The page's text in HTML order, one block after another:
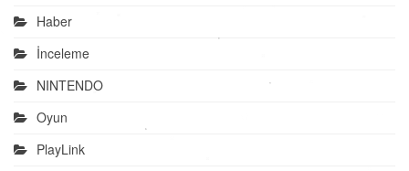
Haber
İnceleme
NINTENDO
Oyun
PlayLink